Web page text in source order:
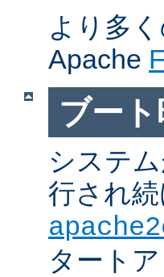
より多
Apache
ブー
システ
行され
タート